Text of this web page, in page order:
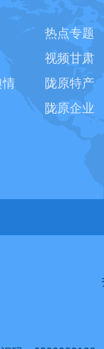
情
热点专题
视频甘肃
陇原特产
陇原企业